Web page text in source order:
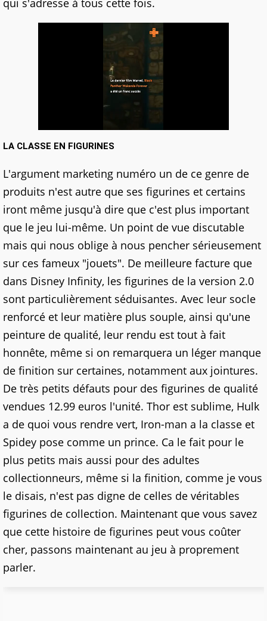
qui s'adresse à tous cette fois.
LA CLASSE EN FIGURINES
L'argument marketing numéro un de ce genre de
produits n'est autre que ses figurines et certains
iront même jusqu'à dire que c'est plus important
que le jeu lui-même. Un point de vue discutable
mais qui nous oblige à nous pencher sérieusement
sur ces fameux "jouets". De meilleure facture que
dans Disney Infinity, les figurines de la version 2.0
sont particulièrement séduisantes. Avec leur socle
renforcé et leur matière plus souple, ainsi qu'une
peinture de qualité, leur rendu est tout à fait
honnête, même si on remarquera un léger manque
de finition sur certaines, notamment aux jointures.
De très petits défauts pour des figurines de qualité
vendues 12.99 euros l'unité. Thor est sublime, Hulk
a de quoi vous rendre vert, Iron-man a la classe et
Spidey pose comme un prince. Ca le fait pour le
plus petits mais aussi pour des adultes
collectionneurs, même si la finition, comme je vous
le disais, n'est pas digne de celles de véritables
figurines de collection. Maintenant que vous savez
que cette histoire de figurines peut vous coûter
cher, passons maintenant au jeu à proprement
parler.